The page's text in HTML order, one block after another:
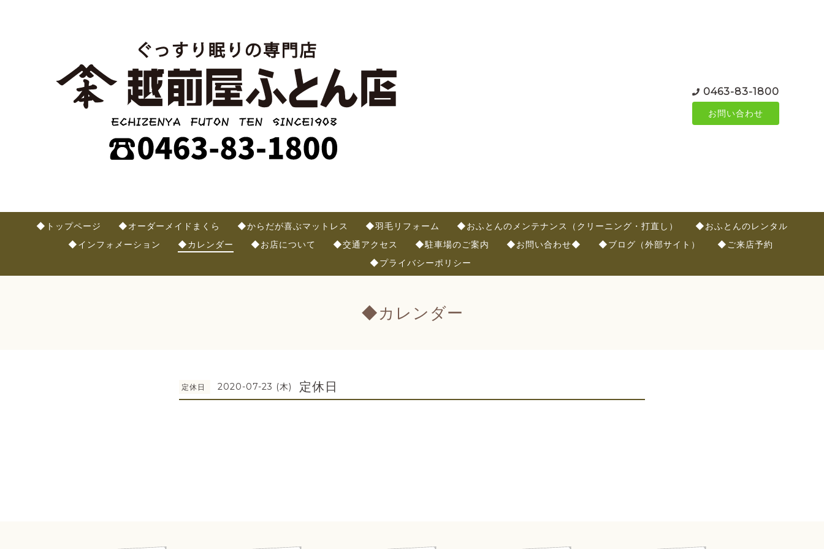
0463-83-1800
お問い合わせ
◆トップページ ◆オーダーメイドまくら ◆からだが喜ぶマットレス ◆羽毛リフォーム ◆おふとんのメンテナンス（クリーニング・打直し）
◆おふとんのレンタル
◆インフォメーション
◆カレンダー ◆お店について ◆交通アクセス ◆駐車場のご案内 ◆お問い合わせ◆ ◆ブログ（外部サイト）
◆ご来店予約
◆プライバシーポリシー
◆カレンダー
定休日 2020-07-23 (木) 定休日